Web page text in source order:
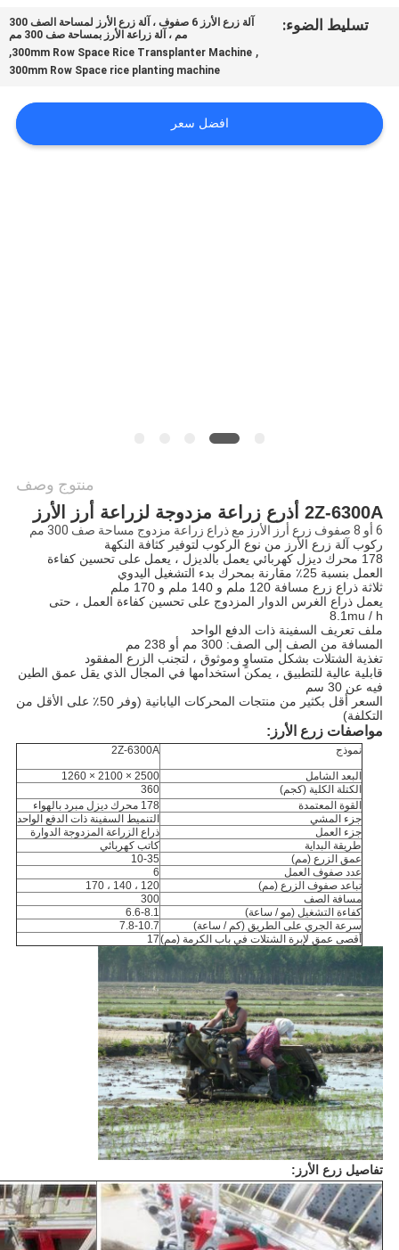
أخبار
اقتباس
تسليط الضوء:
آلة زرع الأرز 6 صفوف ، آلة زرع الأرز لمساحة الصف 300
مم ، آلة زراعة الأرز بمساحة صف 300 مم
,
300mm Row Space Rice Transplanter Machine
,
300mm Row Space rice planting machine
افضل سعر
منتوج وصف
2Z-6300A أذرع زراعة مزدوجة لزراعة أرز الأرز
6 أو 8 صفوف زرع أرز الأرز مع ذراع زراعة مزدوج مساحة صف 300 مم
ركوب آلة زرع الأرز من نوع الركوب لتوفير كثافة النكهة
178 محرك ديزل كهربائي يعمل بالديزل ، يعمل على تحسين كفاءة
العمل بنسبة 25٪ مقارنة بمحرك بدء التشغيل اليدوي
ثلاثة ذراع زرع مسافة 120 ملم و 140 ملم و 170 ملم
يعمل ذراع الغرس الدوار المزدوج على تحسين كفاءة العمل ، حتى
8.1mu / h
ملف تعريف السفينة ذات الدفع الواحد
المسافة من الصف إلى الصف: 300 مم أو 238 مم
تغذية الشتلات بشكل متساوٍ وموثوق ، لتجنب الزرع المفقود
قابلية عالية للتطبيق ، يمكن استخدامها في المجال الذي يقل عمق الطين
فيه عن 30 سم
السعر أقل بكثير من منتجات المحركات اليابانية (وفر 50٪ على الأقل من
التكلفة)
مواصفات زرع الأرز:
نموذج 2Z-6300A
البعد الشامل
2500 × 2100 × 1260
الكتلة الكلية (كجم)
360
القوة المعتمدة
178 محرك ديزل مبرد بالهواء
جزء المشي
التنميط السفينة ذات الدفع الواحد
جزء العمل
ذراع الزراعة المزدوجة الدوارة
طريقة البداية
كاتب كهربائي
عمق الزرع (مم)
10-35
عدد صفوف العمل
6
تباعد صفوف الزرع (مم)
120 ، 140 ، 170
مسافة الصف
300
كفاءة التشغيل (مو / ساعة)
6.6-8.1
سرعة الجري على الطريق (كم / ساعة)
7.8-10.7
أقصى عمق لإبرة الشتلات في باب الكرمة (مم)17
تفاصيل زرع الأرز: